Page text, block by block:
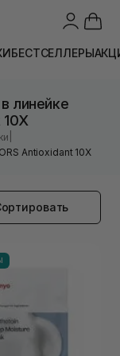
БЕСТСЕЛЛЕРЫ
линейке
Antioxidant 10X